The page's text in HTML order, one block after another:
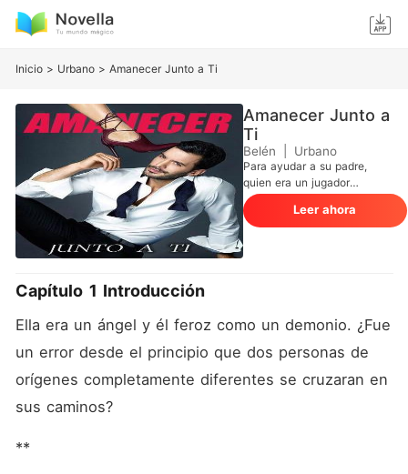
Inicio > Urbano > Amanecer Junto a Ti
Amanecer Junto a
Ti
Belén Urbano
Para ayudar a su padre,
quien era un jugador
oprimido por muchas
deudas, Molly Xia se veía
obligada a beber drogas
alucinógenas para calentar
sexual. Después de haber
pasado por una ruptura dura,
Brian Long, un hombre frío e
indiferente, consideraba a
Leer ahora
Capítulo 1 Introducción
Ella era un ángel y él feroz como un demonio. ¿Fue
un error desde el principio que dos personas de
orígenes completamente diferentes se cruzaran en
sus caminos?
**